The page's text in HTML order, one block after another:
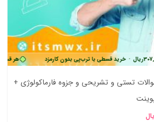
هر قسط307,500 • خرید قسطی با ترب‌پی بدون کارمزد
تستی و تشریحی و جزوه فارماکولوژی +